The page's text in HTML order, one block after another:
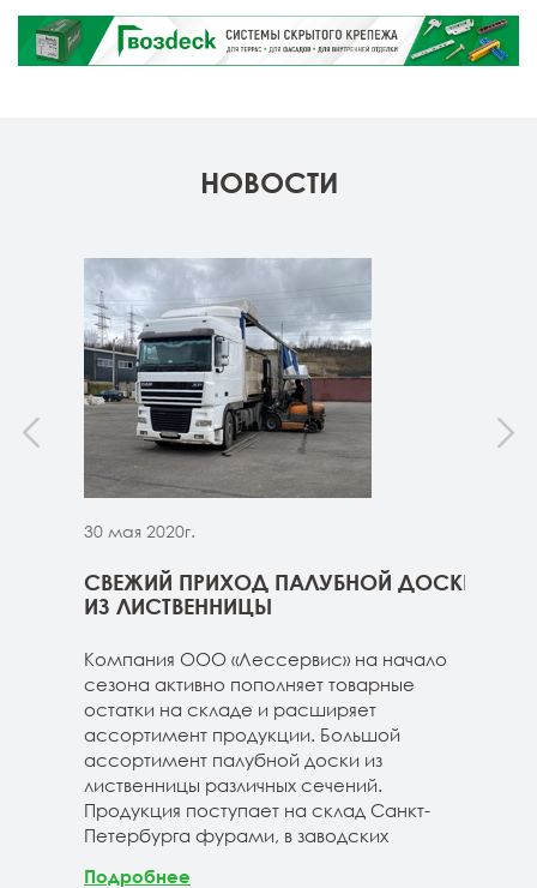
НОВОСТИ
30 мая 2020г.
СВЕЖИЙ ПРИХОД ПАЛУБНОЙ ДОСКИ
ИЗ ЛИСТВЕННИЦЫ
Компания ООО «Лессервис» на начало
сезона активно пополняет товарные
остатки на складе и расширяет
ассортимент продукции. Большой
ассортимент палубной доски из
лиственницы различных сечений.
Продукция поступает на склад Санкт-
Петербурга фурами, в заводских
Подробнее